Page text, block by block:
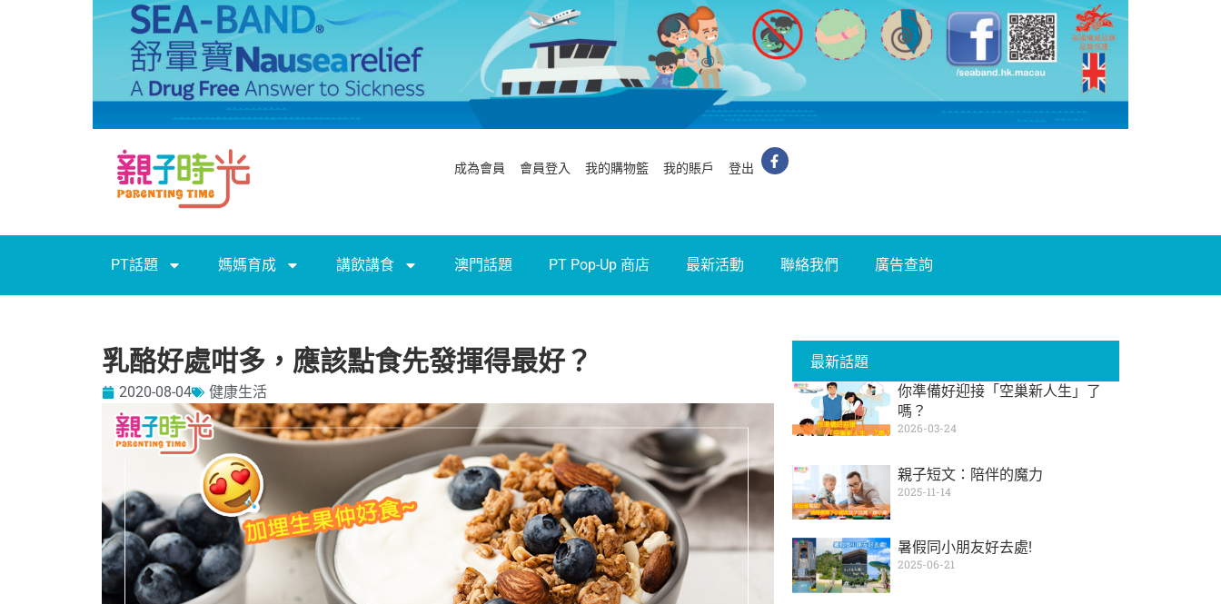
成為會員 會員登入 我的購物籃 我的賬戶 登出
PT話題 媽媽育成 講飲講食 澳門話題 PT Pop-Up 商店 最新活動 聯絡我們 廣告查詢
乳酪好處咁多，應該點食先發揮得最好？
2020-08-04 健康生活
最新話題
你準備好迎接「空巢新人生」了
嗎？
2026-03-24
親子短文：陪伴的魔力
2025-11-14
暑假同小朋友好去處!
2025-06-21